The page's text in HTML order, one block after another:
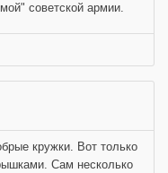
советской армии.
кружки. Вот только
Сам несколько